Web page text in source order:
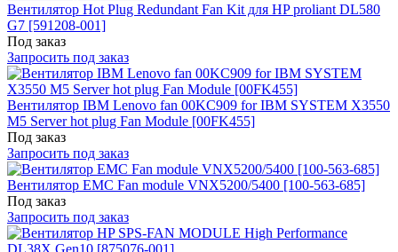
Вентилятор Hot Plug Redundant Fan Kit для HP proliant DL580
G7 [591208-001]
Под заказ
Запросить под заказ
Вентилятор IBM Lenovo fan 00KC909 for IBM SYSTEM X3550
M5 Server hot plug Fan Module [00FK455]
Под заказ
Запросить под заказ
Вентилятор EMC Fan module VNX5200/5400 [100-563-685]
Под заказ
Запросить под заказ